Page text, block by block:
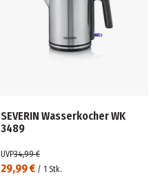
SEVERIN Wasserkocher WK
3489
29,99 € / 1 Stk.
UVP34,99 €